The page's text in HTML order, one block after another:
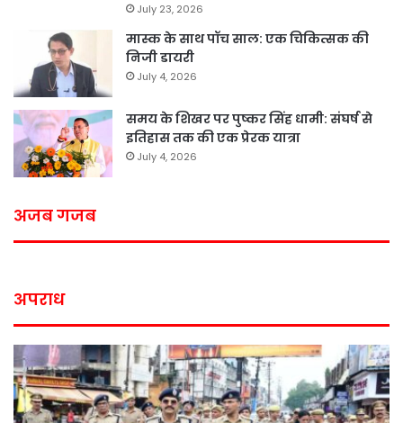
July 23, 2026
मास्क के साथ पॉच साल: एक चिकित्सक की
निजी डायरी
July 4, 2026
समय के शिखर पर पुष्कर सिंह धामी: संघर्ष से
इतिहास तक की एक प्रेरक यात्रा
July 4, 2026
अजब गजब
अपराध